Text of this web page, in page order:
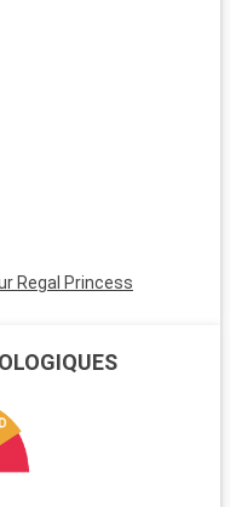
atmosphère animée,
une ambiance plus
Regal Princess